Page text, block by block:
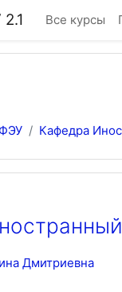
Все курсы
ФЭУ Кафедра
Дмитриевна